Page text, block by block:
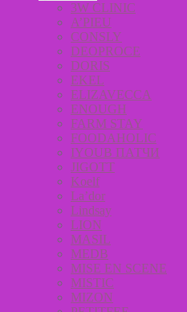
3W CLINIC
A’PIEU
CONSLY
DEOPROCE
DORIS
EKEL
ELIZAVECCA
ENOUGH
FARM STAY
FOODAHOLIC
IYOUB ПАТЧИ
JIGOTT
Koelf
La’dor
Lindsay
LION
MASIL
MEDB
MISE EN SCENE
MISTIC
MIZON